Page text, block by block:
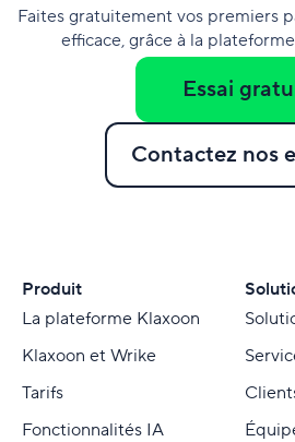
Faites gratuitement vos premiers
efficace, grâce à la
Essai
Contactez nos
Produit
La plateforme Klaxoon
Klaxoon et Wrike
Tarifs
Fonctionnalités IA